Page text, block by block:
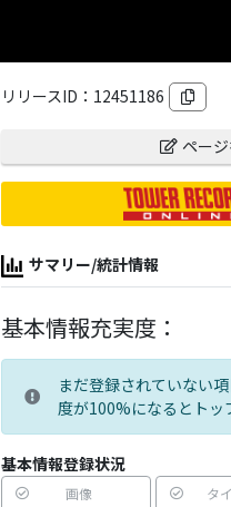
リリースID： 12451186
ペー
サマリー/統計情報
基本情報充実度：
まだ登録されていない
度が100%になるとトッ
基本情報登録状況
画像 タ